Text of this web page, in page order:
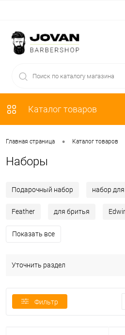
Каталог товаров
Главная страница • Каталог товаров
Наборы
Подарочный набор набор
Feather для бритья
Показать все
Уточнить раздел
Фильтр